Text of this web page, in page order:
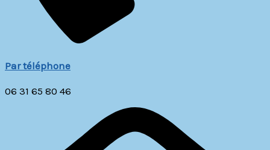
Par téléphone
06 31 65 80 46